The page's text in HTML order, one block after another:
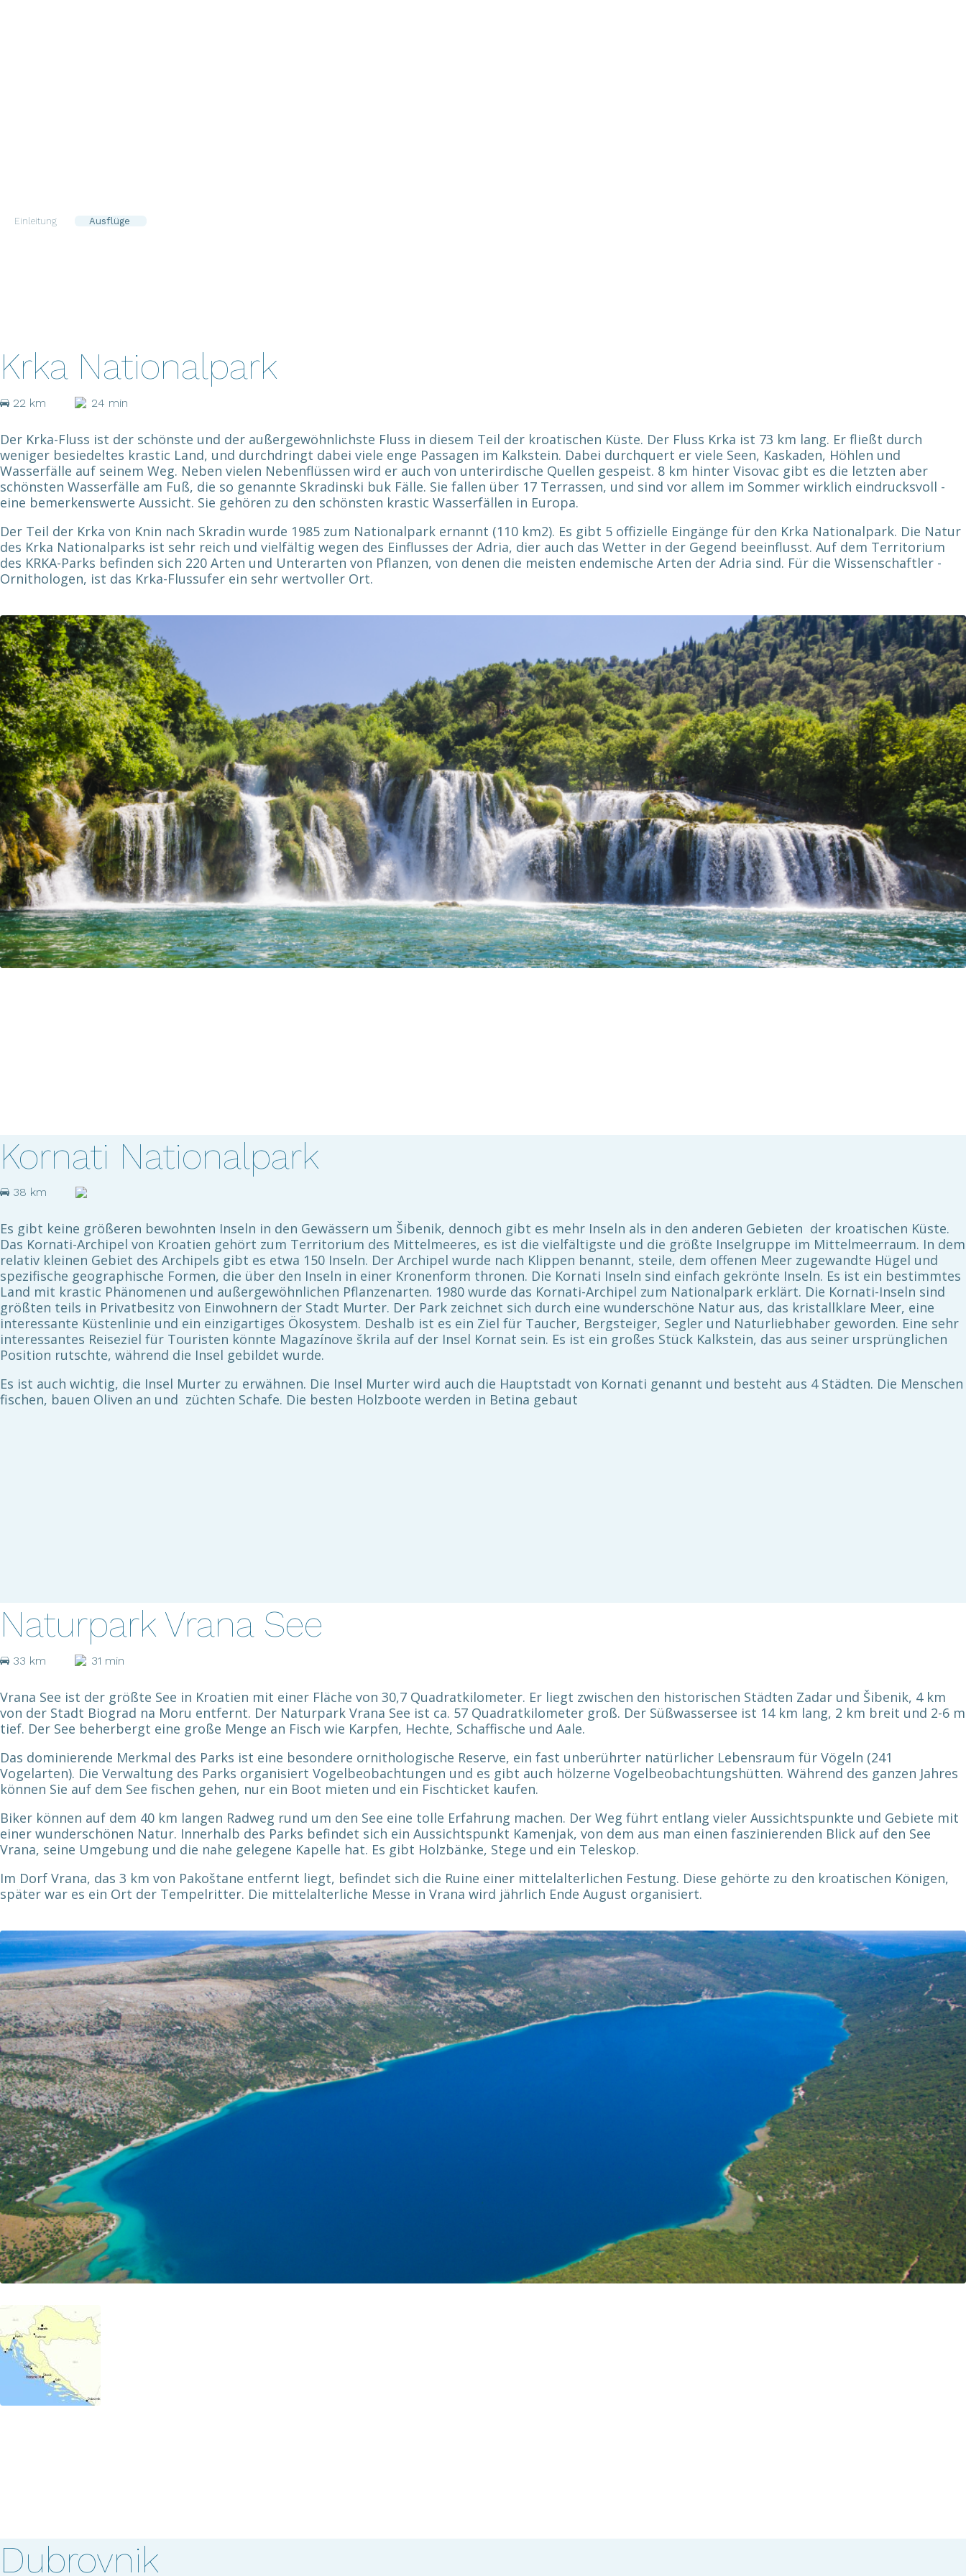
Einleitung Ausflüge
Krka Nationalpark
22 km 24 min
Der Krka-Fluss ist der schönste und der außergewöhnlichste Fluss in diesem Teil der kroatischen Küste. Der Fluss Krka ist 73 km lang. Er fließt durch
weniger besiedeltes krastic Land, und durchdringt dabei viele enge Passagen im Kalkstein. Dabei durchquert er viele Seen, Kaskaden, Höhlen und
Wasserfälle auf seinem Weg. Neben vielen Nebenflüssen wird er auch von unterirdische Quellen gespeist. 8 km hinter Visovac gibt es die letzten aber
schönsten Wasserfälle am Fuß, die so genannte Skradinski buk Fälle. Sie fallen über 17 Terrassen, und sind vor allem im Sommer wirklich eindrucksvoll -
eine bemerkenswerte Aussicht. Sie gehören zu den schönsten krastic Wasserfällen in Europa.
Der Teil der Krka von Knin nach Skradin wurde 1985 zum Nationalpark ernannt (110 km2). Es gibt 5 offizielle Eingänge für den Krka Nationalpark. Die Natur
des Krka Nationalparks ist sehr reich und vielfältig wegen des Einflusses der Adria, dier auch das Wetter in der Gegend beeinflusst. Auf dem Territorium
des KRKA-Parks befinden sich 220 Arten und Unterarten von Pflanzen, von denen die meisten endemische Arten der Adria sind. Für die Wissenschaftler -
Ornithologen, ist das Krka-Flussufer ein sehr wertvoller Ort.
Kornati Nationalpark
38 km
Es gibt keine größeren bewohnten Inseln in den Gewässern um Šibenik, dennoch gibt es mehr Inseln als in den anderen Gebieten der kroatischen Küste.
Das Kornati-Archipel von Kroatien gehört zum Territorium des Mittelmeeres, es ist die vielfältigste und die größte Inselgruppe im Mittelmeerraum. In dem
relativ kleinen Gebiet des Archipels gibt es etwa 150 Inseln. Der Archipel wurde nach Klippen benannt, steile, dem offenen Meer zugewandte Hügel und
spezifische geographische Formen, die über den Inseln in einer Kronenform thronen. Die Kornati Inseln sind einfach gekrönte Inseln. Es ist ein bestimmtes
Land mit krastic Phänomenen und außergewöhnlichen Pflanzenarten. 1980 wurde das Kornati-Archipel zum Nationalpark erklärt. Die Kornati-Inseln sind
größten teils in Privatbesitz von Einwohnern der Stadt Murter. Der Park zeichnet sich durch eine wunderschöne Natur aus, das kristallklare Meer, eine
interessante Küstenlinie und ein einzigartiges Ökosystem. Deshalb ist es ein Ziel für Taucher, Bergsteiger, Segler und Naturliebhaber geworden. Eine sehr
interessantes Reiseziel für Touristen könnte Magazínove škrila auf der Insel Kornat sein. Es ist ein großes Stück Kalkstein, das aus seiner ursprünglichen
Position rutschte, während die Insel gebildet wurde.
Es ist auch wichtig, die Insel Murter zu erwähnen. Die Insel Murter wird auch die Hauptstadt von Kornati genannt und besteht aus 4 Städten. Die Menschen
fischen, bauen Oliven an und züchten Schafe. Die besten Holzboote werden in Betina gebaut
Naturpark Vrana See
33 km 31 min
Vrana See ist der größte See in Kroatien mit einer Fläche von 30,7 Quadratkilometer. Er liegt zwischen den historischen Städten Zadar und Šibenik, 4 km
von der Stadt Biograd na Moru entfernt. Der Naturpark Vrana See ist ca. 57 Quadratkilometer groß. Der Süßwassersee ist 14 km lang, 2 km breit und 2-6 m
tief. Der See beherbergt eine große Menge an Fisch wie Karpfen, Hechte, Schaffische und Aale.
Das dominierende Merkmal des Parks ist eine besondere ornithologische Reserve, ein fast unberührter natürlicher Lebensraum für Vögeln (241
Vogelarten). Die Verwaltung des Parks organisiert Vogelbeobachtungen und es gibt auch hölzerne Vogelbeobachtungshütten. Während des ganzen Jahres
können Sie auf dem See fischen gehen, nur ein Boot mieten und ein Fischticket kaufen.
Biker können auf dem 40 km langen Radweg rund um den See eine tolle Erfahrung machen. Der Weg führt entlang vieler Aussichtspunkte und Gebiete mit
einer wunderschönen Natur. Innerhalb des Parks befindet sich ein Aussichtspunkt Kamenjak, von dem aus man einen faszinierenden Blick auf den See
Vrana, seine Umgebung und die nahe gelegene Kapelle hat. Es gibt Holzbänke, Stege und ein Teleskop.
Im Dorf Vrana, das 3 km von Pakoštane entfernt liegt, befindet sich die Ruine einer mittelalterlichen Festung. Diese gehörte zu den kroatischen Königen,
später war es ein Ort der Tempelritter. Die mittelalterliche Messe in Vrana wird jährlich Ende August organisiert.
Dubrovnik